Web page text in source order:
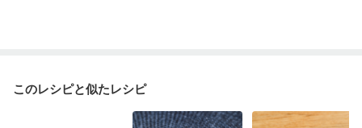
このレシピと似たレシピ